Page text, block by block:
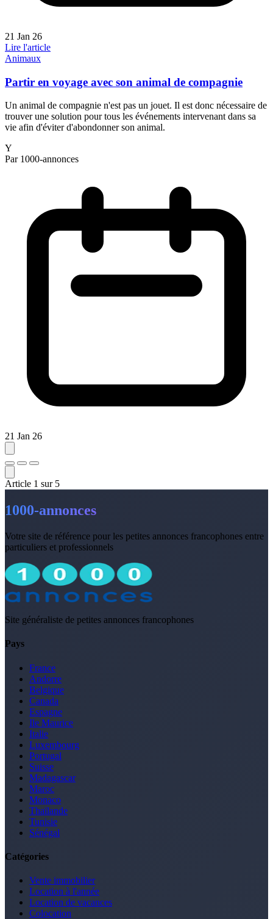
21 Jan 26
Lire l'article
Animaux
Partir en voyage avec son animal de compagnie
Un animal de compagnie n'est pas un jouet. Il est donc nécessaire de
trouver une solution pour tous les événements intervenant dans sa
vie afin d'éviter d'abondonner son animal.
Y
Par 1000-annonces
21 Jan 26
Article 1 sur 5
1000-annonces
Votre site de référence pour les petites annonces francophones entre
particuliers et professionnels
Site généraliste de petites annonces francophones
Pays
France
Andorre
Belgique
Canada
Espagne
Ile Maurice
Italie
Luxembourg
Portugal
Suisse
Madagascar
Maroc
Monaco
Thaïlande
Tunisie
Sénégal
Catégories
Vente immobilier
Location à l'année
Location de vacances
Colocation